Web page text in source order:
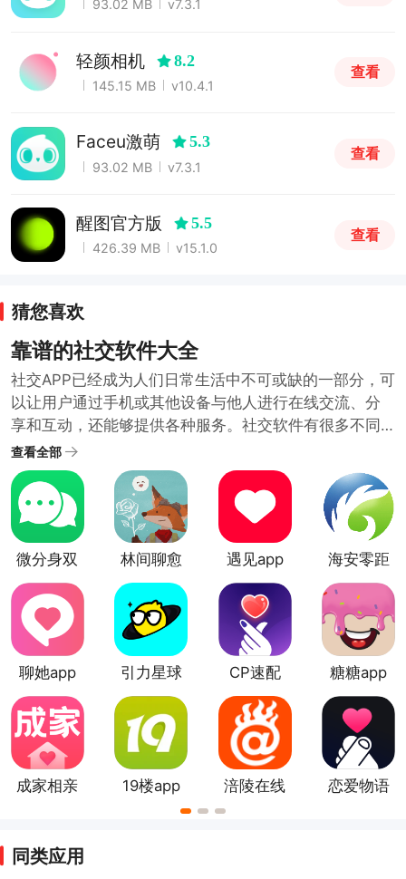
93.02 MB v7.3.1
轻颜相机 8.2
145.15 MB v10.4.1
查看
Faceu激萌 5.3
93.02 MB v7.3.1
查看
醒图官方版 5.5
426.39 MB v15.1.0
查看
猜您喜欢
靠谱的社交软件大全
社交APP已经成为人们日常生活中不可或缺的一部分，可
以让用户通过手机或其他设备与他人进行在线交流、分
享和互动，还能够提供各种服务。社交软件有很多不同
的类型，兴趣爱好类社交软件，婚恋交友类社交软件，
工具类社交软件等。靠谱的社交软件大全中涵盖了各种
不同的领域和用户群体。推荐的都是比较真实靠谱的社
交类app。用户可以根据自己的兴趣和需求选择不同的社
交平台。
查看全部
微分身双
开app
林间聊愈
室app
遇见app
海安零距
离
聊她app
引力星球
app
CP速配
app
糖糖app
成家相亲
19楼app 涪陵在线
恋爱物语
同类应用